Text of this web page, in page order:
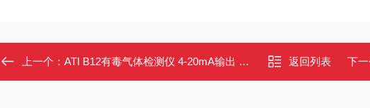
上一个： ATI B12有毒气体检测仪 4-20mA输出 防爆型NEMA 4X 多气体检测 返回列表 下一